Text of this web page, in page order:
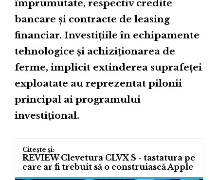
împrumutate, respectiv credite
bancare și contracte de leasing
financiar. Investițiile în echipamente
tehnologice și achiziționarea de
ferme, implicit extinderea suprafeței
exploatate au reprezentat pilonii
principal ai programului
investițional.
REVIEW Clevetura CLVX S - tastatura pe
care ar fi trebuit să o construiască Apple